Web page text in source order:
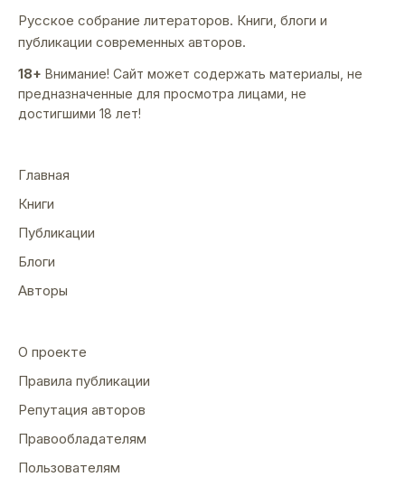
Русское собрание литераторов. Книги, блоги и
публикации современных авторов.
18+ Внимание! Сайт может содержать материалы, не
предназначенные для просмотра лицами, не
достигшими 18 лет!
Главная
Книги
Публикации
Блоги
Авторы
О проекте
Правила публикации
Репутация авторов
Правообладателям
Пользователям